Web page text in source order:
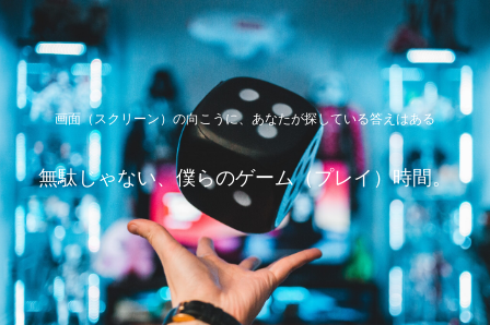
画面（スクリーン）の向こうに、あなたが探している答えはある
無駄じゃない、僕らのゲーム（プレイ）時間。